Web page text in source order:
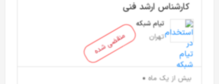
منقضی شده
کارشناس ارشد فنی
تیام شبکه
تهران
بیش از یک ماه